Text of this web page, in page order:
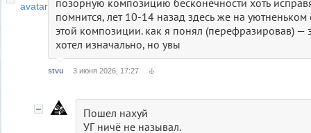
помнится, лет 10-14 назад здесь же на уютненьком
этой композиции. как я понял (перефразировав) —
хотел изначально, но увы
stvu 3 июня 2026, 17:27
Пошел нахуй
УГ ничё не называл.